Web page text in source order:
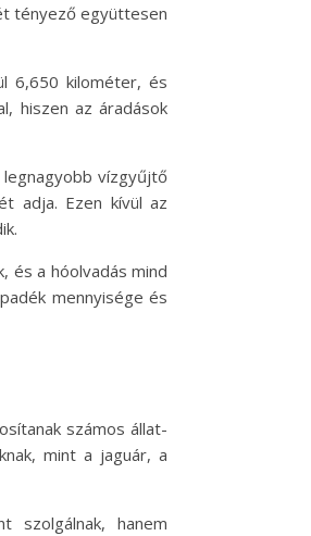
tényező együttesen
6,650 kilométer, és
hiszen az áradások
legnagyobb vízgyűjtő
adja. Ezen kívül az
és a hóolvadás mind
mennyisége és
számos állat-
mint a jaguár, a
szolgálnak, hanem